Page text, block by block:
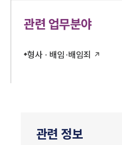
관련 업무분야
형사 · 배임·배임죄
관련 정보